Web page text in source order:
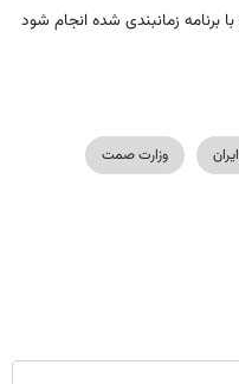
برنامه زمانبندی شده انجام شود
وزارت صمت